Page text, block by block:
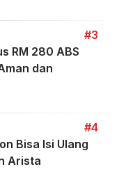
#3
RM 280 ABS
dan
#4
Bisa Isi Ulang
Arista